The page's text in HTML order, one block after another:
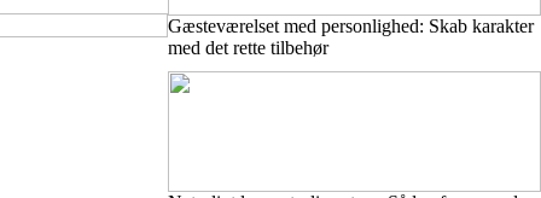
Gæsteværelset med personlighed: Skab karakter
med det rette tilbehør